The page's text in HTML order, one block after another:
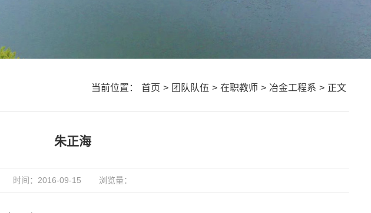
当前位置： 首页 > 团队队伍 > 在职教师 > 冶金工程系 > 正文
朱正海
时间：2016-09-15 浏览量：